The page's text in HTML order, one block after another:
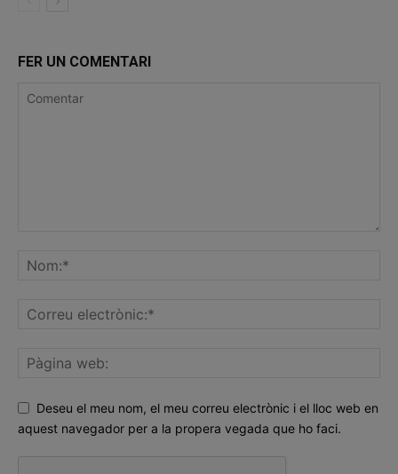
FER UN COMENTARI
Deseu el meu nom, el meu correu electrònic i el lloc web en
aquest navegador per a la propera vegada que ho faci.